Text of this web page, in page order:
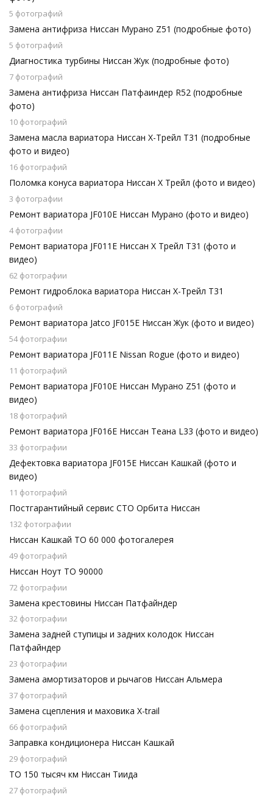
5 фотографий
Замена антифриза Ниссан Мурано Z51 (подробные фото)
5 фотографий
Диагностика турбины Ниссан Жук (подробные фото)
7 фотографий
Замена антифриза Ниссан Патфаиндер R52 (подробные
фото)
10 фотографий
Замена масла вариатора Ниссан Х-Трейл Т31 (подробные
фото и видео)
16 фотографий
Поломка конуса вариатора Ниссан Х Трейл (фото и видео)
3 фотографии
Ремонт вариатора JF010E Ниссан Мурано (фото и видео)
4 фотографии
Ремонт вариатора JF011E Ниссан Х Трейл Т31 (фото и
видео)
62 фотографии
Ремонт гидроблока вариатора Ниссан Х-Трейл T31
6 фотографий
Ремонт вариатора Jatco JF015E Ниссан Жук (фото и видео)
54 фотографии
Ремонт вариатора JF011E Nissan Rogue (фото и видео)
11 фотографий
Ремонт вариатора JF010E Ниссан Мурано Z51 (фото и
видео)
18 фотографий
Ремонт вариатора JF016E Ниссан Теана L33 (фото и видео)
33 фотографии
Дефектовка вариатора JF015E Ниссан Кашкай (фото и
видео)
11 фотографий
Постгарантийный сервис СТО Орбита Ниссан
132 фотографии
Ниссан Кашкай ТО 60 000 фотогалерея
49 фотографий
Ниссан Ноут ТО 90000
72 фотографии
Замена крестовины Ниссан Патфайндер
32 фотографии
Замена задней ступицы и задних колодок Ниссан
Патфайндер
23 фотографии
Замена амортизаторов и рычагов Ниссан Альмера
37 фотографий
Замена сцепления и маховика X-trail
66 фотографий
Заправка кондиционера Ниссан Кашкай
29 фотографий
ТО 150 тысяч км Ниссан Тиида
27 фотографий